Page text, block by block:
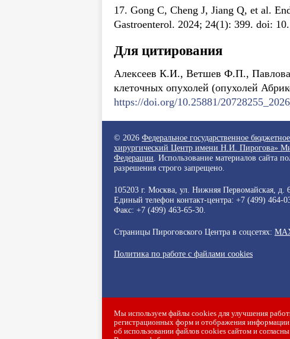
17. Gong C, Cheng J, Jiang Q, et al.
Gastroenterol. 2024; 24(1): 399. doi:
Для цитирования
Алексеев К.И., Ветшев Ф.П.,
клеточных опухолей (опухолей
https://doi.org/10.25881/
© 2026 Федеральное государственное
хирургический Центр имени Н.И. Пирогова»
Федерации . Использование материалов сайта
разрешения строго запрещено.
105203 г. Москва, ул. Нижняя Первомайская, д.
Единый телефон контакт-центра: +7 (499) 464-
Факс: +7 (499) 463-65-30.
Страницы Пироговского Центра в соцсетях:
Политика по работе с файлами cookies
Мы используем файлы cookies для улучшения
регистрационных форм и отображения
об использовании файлов cookies сайтом и